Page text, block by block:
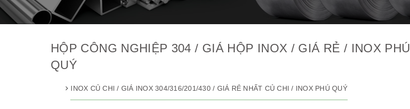
HỘP CÔNG NGHIỆP 304 / GIÁ HỘP INOX / GIÁ RẺ / INOX PHÚ
QUÝ
INOX CỦ CHI / GIÁ INOX 304/316/201/430 / GIÁ RẺ NHẤT CỦ CHI / INOX PHÚ QUÝ